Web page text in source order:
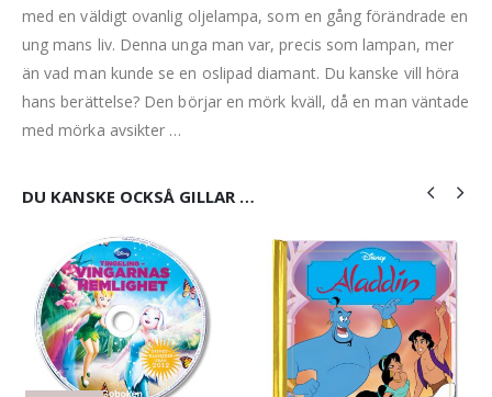
med en väldigt ovanlig oljelampa, som en gång förändrade en
ung mans liv. Denna unga man var, precis som lampan, mer
än vad man kunde se en oslipad diamant. Du kanske vill höra
hans berättelse? Den börjar en mörk kväll, då en man väntade
med mörka avsikter …
DU KANSKE OCKSÅ GILLAR …